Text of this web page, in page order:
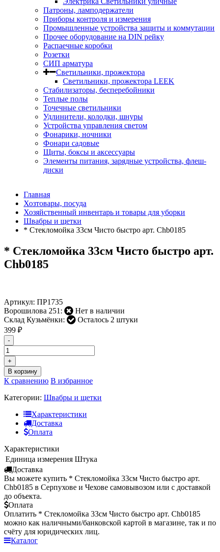
Патроны, ламподержатели
Приборы контроля и измерения
Промышленные устройства защиты и коммутации
Прочее оборудование на DIN рейку
Распаечные коробки
Розетки
СИП арматура
Светильники, прожектора
Светильники, прожектора LEEK
Стабилизаторы, бесперебойники
Теплые полы
Точечные светильники
Удлинители, колодки, шнуры
Устройства управления светом
Фонарики, ночники
Фонари садовые
Щиты, боксы и аксессуары
Элементы питания, зарядные устройства, флеш-
диски
Главная
Хозтовары, посуда
Хозяйственный инвентарь и товары для уборки
Швабры и щетки
* Стекломойка 33см Чисто быстро арт. Chb0185
* Стекломойка 33см Чисто быстро арт.
Chb0185
Артикул: ПР1735
Ворошилова 251:
Нет в наличии
Склад Кузьмёнки:
Осталось 2 штуки
399 ₽
-
+
В корзину
К сравнению В избранное
Категории: Швабры и щетки
Характеристики
Доставка
Оплата
Характеристики
Единица измерения Штука
Доставка
Вы можете купить * Стекломойка 33см Чисто быстро арт.
Chb0185 в Серпухове и Чехове самовывозом или с доставкой
до объекта.
Оплата
Оплатить * Стекломойка 33см Чисто быстро арт. Chb0185
можно как наличными/банковской картой в магазине, так и по
счёту для юридических лиц.
Каталог